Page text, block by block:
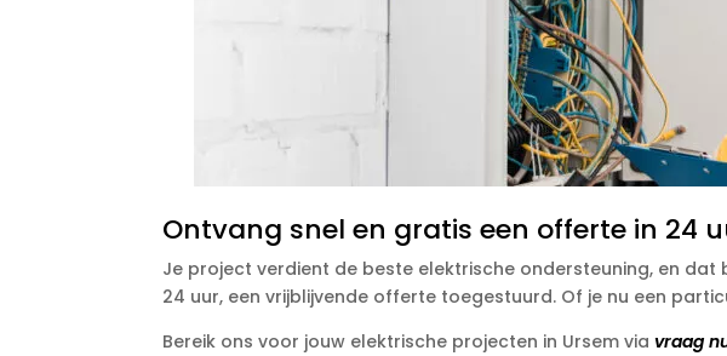
Ontvang snel en gratis een offerte in 24
Je project verdient de beste elektrische ondersteuning, en
24 uur, een vrijblijvende offerte toegestuurd. Of je nu een
Bereik ons voor jouw elektrische projecten in Ursem viavraag